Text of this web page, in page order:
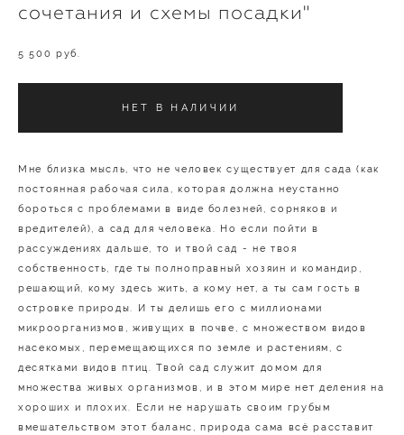
сочетания и схемы посадки"
5 500 pуб.
НЕТ В НАЛИЧИИ
Мне близка мысль, что не человек существует для сада (как
постоянная рабочая сила, которая должна неустанно
бороться с проблемами в виде болезней, сорняков и
вредителей), а сад для человека. Но если пойти в
рассуждениях дальше, то и твой сад - не твоя
собственность, где ты полноправный хозяин и командир,
решающий, кому здесь жить, а кому нет, а ты сам гость в
островке природы. И ты делишь его с миллионами
микроорганизмов, живущих в почве, с множеством видов
насекомых, перемещающихся по земле и растениям, с
десятками видов птиц. Твой сад служит домом для
множества живых организмов, и в этом мире нет деления на
хороших и плохих. Если не нарушать своим грубым
вмешательством этот баланс, природа сама всё расставит